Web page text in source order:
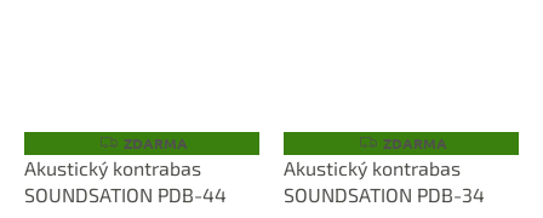
Z
D
A
R
ZDARMA
Akustický kontrabas
SOUNDSATION PDB-44
Z
D
A
R
ZDARMA
Akustický kontrabas
SOUNDSATION PDB-34